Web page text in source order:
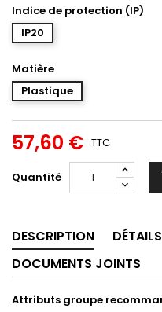
Indice de protection (IP)
IP20
Matière
Plastique
57,60 € TTC
Quantité
DESCRIPTION
DOCUMENTS JOINTS
Attributs groupe